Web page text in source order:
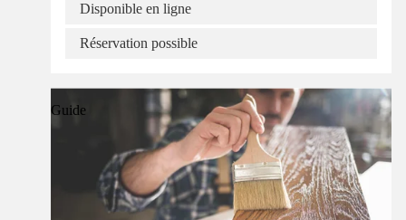
Disponible en ligne
Réservation possible
Guide